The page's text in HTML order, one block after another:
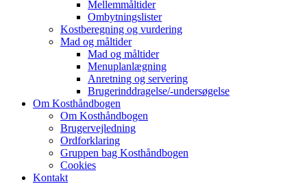
Mellemmåltider
Ombytningslister
Kostberegning og vurdering
Mad og måltider
Mad og måltider
Menuplanlægning
Anretning og servering
Brugerinddragelse/-undersøgelse
Om Kosthåndbogen
Om Kosthåndbogen
Brugervejledning
Ordforklaring
Gruppen bag Kosthåndbogen
Cookies
Kontakt